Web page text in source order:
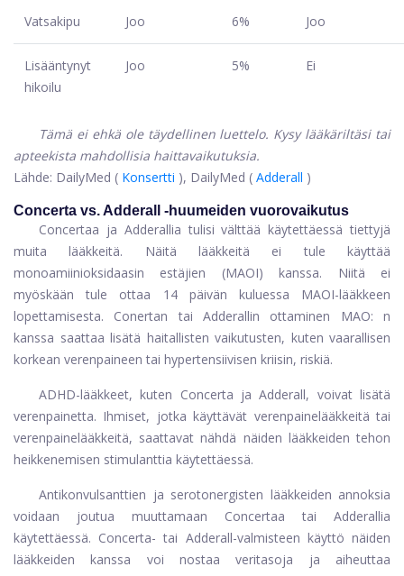
Vatsakipu Joo 6% Joo
Lisääntynyt
hikoilu
Joo 5% Ei
Tämä ei ehkä ole täydellinen luettelo. Kysy lääkäriltäsi tai
apteekista mahdollisia haittavaikutuksia.
Lähde: DailyMed ( Konsertti ), DailyMed ( Adderall )
Concerta vs. Adderall -huumeiden vuorovaikutus
Concertaa ja Adderallia tulisi välttää käytettäessä tiettyjä
muita lääkkeitä. Näitä lääkkeitä ei tule käyttää
monoamiinioksidaasin estäjien (MAOI) kanssa. Niitä ei
myöskään tule ottaa 14 päivän kuluessa MAOI-lääkkeen
lopettamisesta. Conertan tai Adderallin ottaminen MAO: n
kanssa saattaa lisätä haitallisten vaikutusten, kuten vaarallisen
korkean verenpaineen tai hypertensiivisen kriisin, riskiä.
ADHD-lääkkeet, kuten Concerta ja Adderall, voivat lisätä
verenpainetta. Ihmiset, jotka käyttävät verenpainelääkkeitä tai
verenpainelääkkeitä, saattavat nähdä näiden lääkkeiden tehon
heikkenemisen stimulanttia käytettäessä.
Antikonvulsanttien ja serotonergisten lääkkeiden annoksia
voidaan joutua muuttamaan Concertaa tai Adderallia
käytettäessä. Concerta- tai Adderall-valmisteen käyttö näiden
lääkkeiden kanssa voi nostaa veritasoja ja aiheuttaa